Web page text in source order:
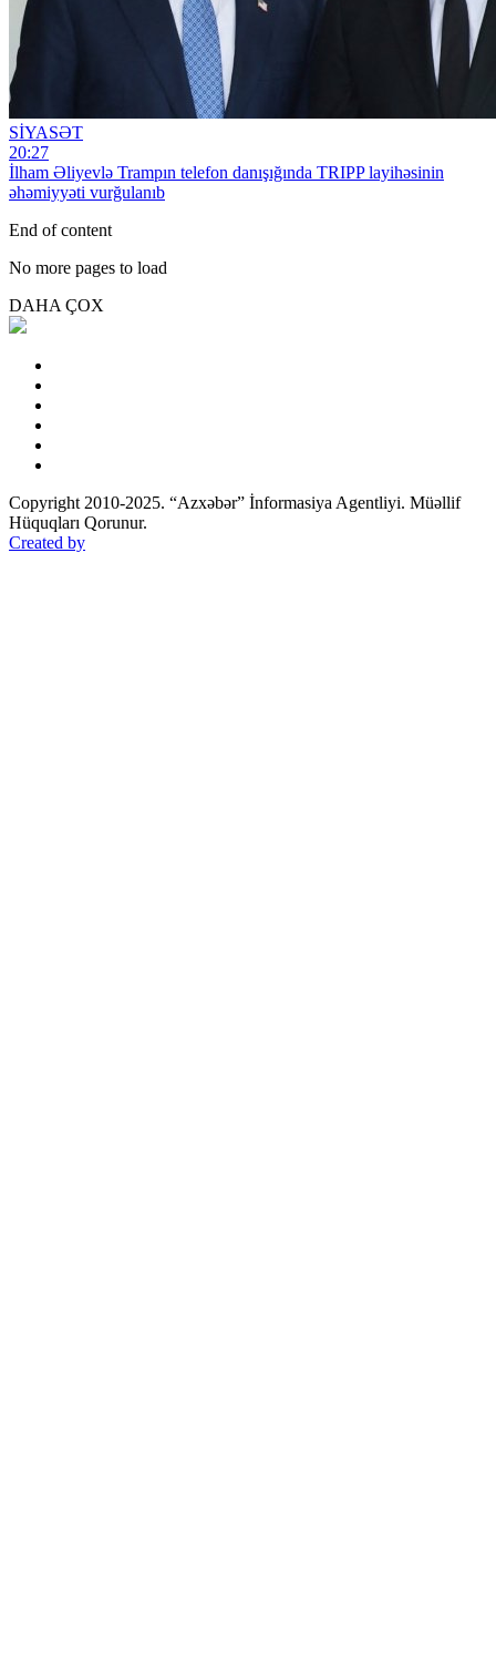
SİYASƏT
20:27
İlham Əliyevlə Trampın telefon danışığında TRIPP layihəsinin
əhəmiyyəti vurğulanıb
End of content
No more pages to load
DAHA ÇOX
Copyright 2010-2025. “Azxəbər” İnformasiya Agentliyi. Müəllif
Hüquqları Qorunur.
Created by